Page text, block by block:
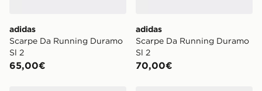
adidas
Scarpe Da Running Duramo
Sl 2
65,00€
adidas
Scarpe Da Running Duramo
Sl 2
70,00€